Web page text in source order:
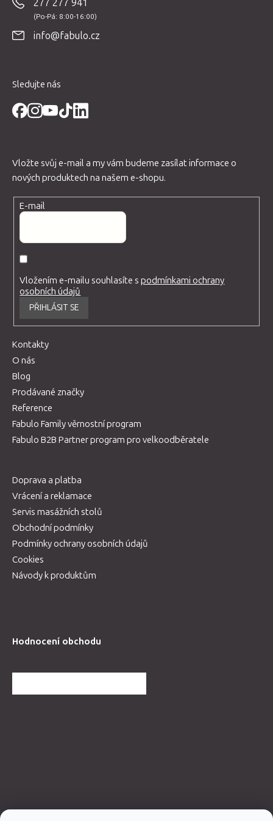
277 277 941
info@fabulo.cz
Sledujte nás
Vložte svůj e-mail a my vám budeme zasílat informace o
nových produktech na našem e-shopu.
E-mail
Vložením e-mailu souhlasíte spodmínkami ochrany
osobních údajů
PŘIHLÁSIT SE
Kontakty
O nás
Blog
Prodávané značky
Reference
Fabulo Family věrnostní program
Fabulo B2B Partner program pro velkoodběratele
Doprava a platba
Vrácení a reklamace
Servis masážních stolů
Obchodní podmínky
Podmínky ochrany osobních údajů
Cookies
Návody k produktům
Hodnocení obchodu